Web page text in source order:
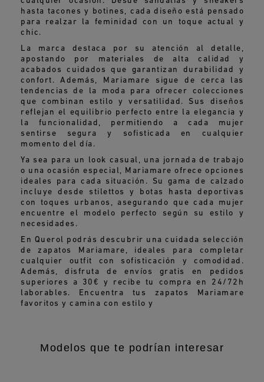
hasta tacones y botines, cada diseño está pensado
para realzar la feminidad con un toque actual y
chic.
La marca destaca por su atención al detalle,
apostando por materiales de alta calidad y
acabados cuidados que garantizan durabilidad y
confort. Además, Mariamare sigue de cerca las
tendencias de la moda para ofrecer colecciones
que combinan estilo y versatilidad. Sus diseños
reflejan el equilibrio perfecto entre la elegancia y
la funcionalidad, permitiendo a cada mujer
sentirse segura y sofisticada en cualquier
momento del día.
Ya sea para un look casual, una jornada de trabajo
o una ocasión especial, Mariamare ofrece opciones
ideales para cada situación. Su gama de calzado
incluye desde stilettos y botas hasta deportivas
con toques urbanos, asegurando que cada mujer
encuentre el modelo perfecto según su estilo y
necesidades.
En Querol podrás descubrir una cuidada selección
de zapatos Mariamare, ideales para completar
cualquier outfit con sofisticación y comodidad.
Además, disfruta de envíos gratis en pedidos
superiores a 30€ y recibe tu compra en 24/72h
laborables. Encuentra tus zapatos Mariamare
favoritos y camina con estilo y
Modelos que te podrían interesar